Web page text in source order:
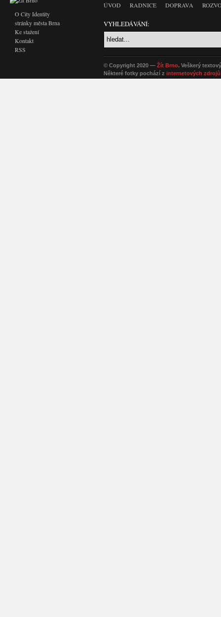
O City Identity
stránky města Brna
Ke stažení
Kontakt
RSS
ÚVOD RADNICE DOPRAVA
VYHLEDÁVÁNÍ:
© Copyright 2020 — Žít Brno. Veškerý
Některé fotky pochází z internetových